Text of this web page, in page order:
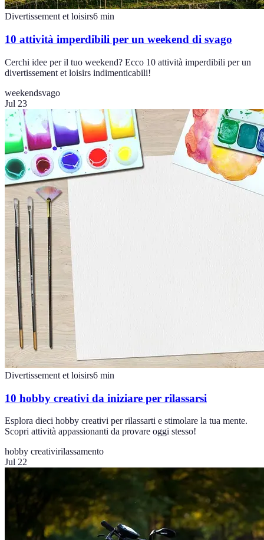
Divertissement et loisirs6 min
10 attività imperdibili per un weekend di svago
Cerchi idee per il tuo weekend? Ecco 10 attività imperdibili per un
divertissement et loisirs indimenticabili!
weekendsvago
Jul 23
Divertissement et loisirs6 min
10 hobby creativi da iniziare per rilassarsi
Esplora dieci hobby creativi per rilassarti e stimolare la tua mente.
Scopri attività appassionanti da provare oggi stesso!
hobby creativirilassamento
Jul 22